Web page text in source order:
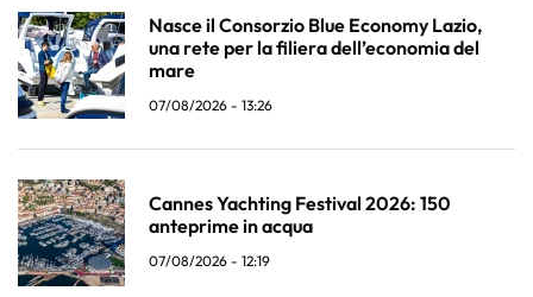
Nasce il Consorzio Blue Economy Lazio,
una rete per la filiera dell’economia del
mare
07/08/2026 - 13:26
Cannes Yachting Festival 2026: 150
anteprime in acqua
07/08/2026 - 12:19